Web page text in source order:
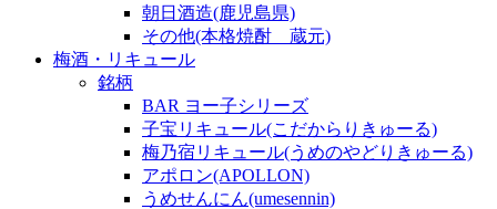
朝日酒造(鹿児島県)
その他(本格焼酎 蔵元)
梅酒・リキュール
銘柄
BAR ヨー子シリーズ
子宝リキュール(こだからりきゅーる)
梅乃宿リキュール(うめのやどりきゅーる)
アポロン(APOLLON)
うめせんにん(umesennin)